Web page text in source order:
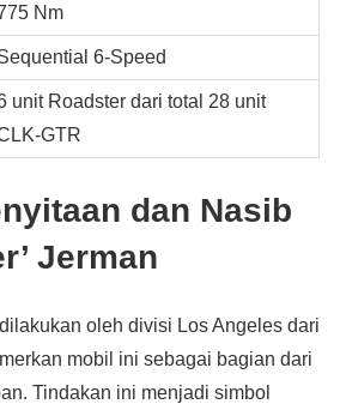
Nm
6-Speed
unit Roadster dari total 28 unit
GTR
dan Nasib
Jerman
oleh divisi Los Angeles dari
mobil ini sebagai bagian dari
Tindakan ini menjadi simbol